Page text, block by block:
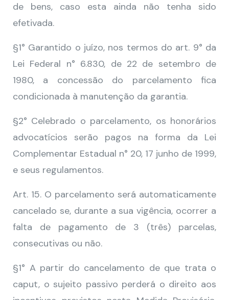
de bens, caso esta ainda não tenha sido
efetivada.
§1° Garantido o juízo, nos termos do art. 9° da
Lei Federal n° 6.830, de 22 de setembro de
1980, a concessão do parcelamento fica
condicionada à manutenção da garantia.
§2° Celebrado o parcelamento, os honorários
advocatícios serão pagos na forma da Lei
Complementar Estadual n° 20, 17 junho de 1999,
e seus regulamentos.
Art. 15. O parcelamento será automaticamente
cancelado se, durante a sua vigência, ocorrer a
falta de pagamento de 3 (três) parcelas,
consecutivas ou não.
§1° A partir do cancelamento de que trata o
caput, o sujeito passivo perderá o direito aos